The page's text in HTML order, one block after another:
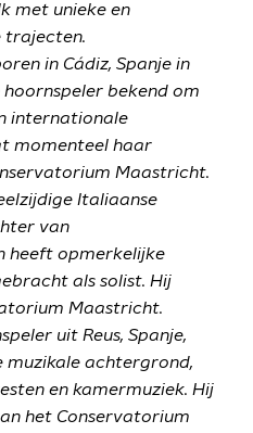
met unieke en
trajecten.
in Cádiz, Spanje in
bekend om
internationale
momenteel haar
Maastricht.
Italiaanse
van
heeft opmerkelijke
als solist. Hij
Maastricht.
uit Reus, Spanje,
muzikale achtergrond,
en kamermuziek. Hij
het Conservatorium